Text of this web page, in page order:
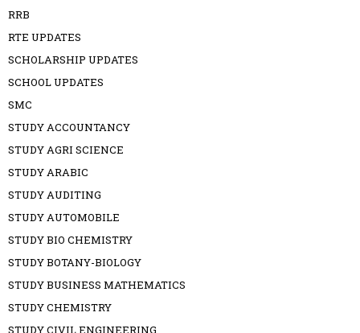
RRB
RTE UPDATES
SCHOLARSHIP UPDATES
SCHOOL UPDATES
SMC
STUDY ACCOUNTANCY
STUDY AGRI SCIENCE
STUDY ARABIC
STUDY AUDITING
STUDY AUTOMOBILE
STUDY BIO CHEMISTRY
STUDY BOTANY-BIOLOGY
STUDY BUSINESS MATHEMATICS
STUDY CHEMISTRY
STUDY CIVIL ENGINEERING